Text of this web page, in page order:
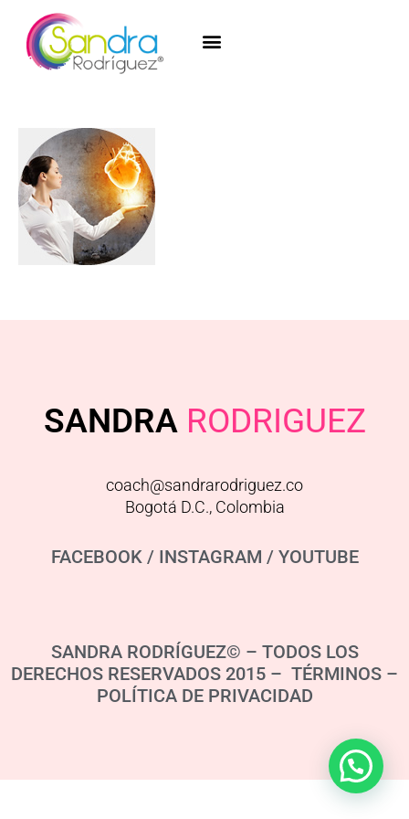
SANDRA RODRIGUEZ
coach@sandrarodriguez.co
Bogotá D.C., Colombia
FACEBOOK / INSTAGRAM / YOUTUBE
SANDRA RODRÍGUEZ© – TODOS LOS
DERECHOS RESERVADOS 2015 – TÉRMINOS –
POLÍTICA DE PRIVACIDAD